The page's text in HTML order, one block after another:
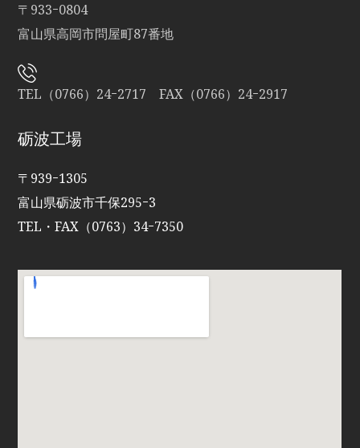
〒933ｰ0804
富山県高岡市問屋町87番地
TEL（0766）24ｰ2717 FAX（0766）24ｰ2917
砺波工場
〒939ｰ1305
富山県砺波市千保295ｰ3
TEL・FAX（0763）34ｰ7350